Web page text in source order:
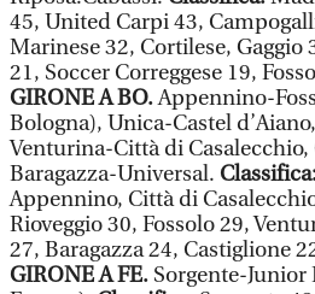
45, United Carpi 43,
Marinese 32, Cortilese,
21, Soccer Correggese 19,
GIRONE A BO.Appennino-
Bologna), Unica-Castel
Venturina-Città di Casalecchio,
Baragazza-Universal.
Appennino, Città di
Rioveggio 30, Fossolo 29,
27, Baragazza 24, Castiglione
GIRONE A FE. Sorgente-